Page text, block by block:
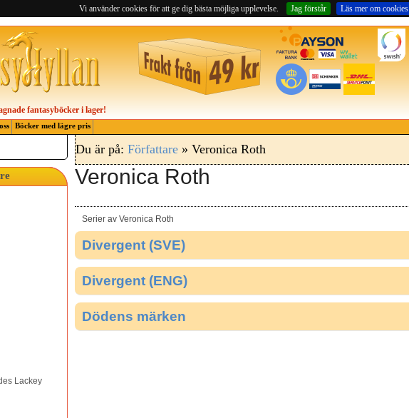
Vi använder cookies för att ge dig bästa möjliga upplevelse. Jag förstår Läs mer om cookies
fantasyböcker i lager!
Böcker med lägre pris
Lackey
Du är på: Författare» Veronica Roth
Veronica Roth
Serier av Veronica Roth
Divergent (SVE)
Divergent (ENG)
Dödens märken